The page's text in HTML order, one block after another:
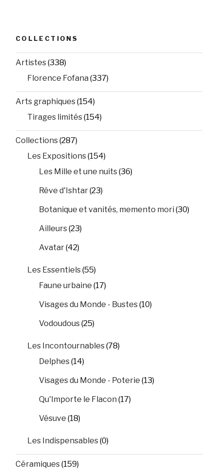
COLLECTIONS
Artistes(338)
Florence Fofana (337)
Arts graphiques(154)
Tirages limités(154)
Collections(287)
Les Expositions(154)
Les Mille et une nuits(36)
Rêve d'Ishtar(23)
Botanique et vanités, memento mori (30)
Ailleurs(23)
Avatar(42)
Les Essentiels(55)
Faune urbaine (17)
Visages du Monde - Bustes(10)
Vodoudous(25)
Les Incontournables(78)
Delphes(14)
Visages du Monde - Poterie (13)
Qu'Importe le Flacon (17)
Vésuve (18)
Les Indispensables(0)
Céramiques(159)